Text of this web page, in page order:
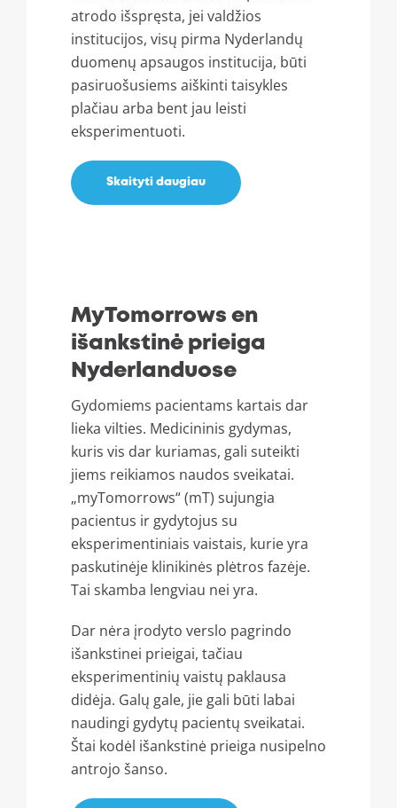
atrodo išspręsta, jei valdžios
institucijos, visų pirma Nyderlandų
duomenų apsaugos institucija, būti
pasiruošusiems aiškinti taisykles
plačiau arba bent jau leisti
eksperimentuoti.
Skaityti daugiau
MyTomorrows en
išankstinė prieiga
Nyderlanduose
Gydomiems pacientams kartais dar
lieka vilties. Medicininis gydymas,
kuris vis dar kuriamas, gali suteikti
jiems reikiamos naudos sveikatai.
„myTomorrows“ (mT) sujungia
pacientus ir gydytojus su
eksperimentiniais vaistais, kurie yra
paskutinėje klinikinės plėtros fazėje.
Tai skamba lengviau nei yra.
Dar nėra įrodyto verslo pagrindo
išankstinei prieigai, tačiau
eksperimentinių vaistų paklausa
didėja. Galų gale, jie gali būti labai
naudingi gydytų pacientų sveikatai.
Štai kodėl išankstinė prieiga nusipelno
antrojo šanso.